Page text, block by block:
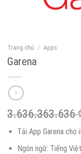
Trang chủ / Apps
Garena
3.636.363.636
Tải App Garena
Ngôn ngữ: Tiếng Việt